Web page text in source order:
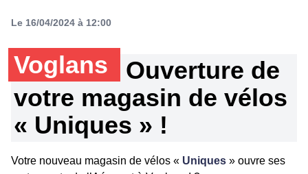
Le 16/04/2024 à 12:00
Voglans
Ouverture de
votre magasin de vélos
« Uniques » !
Votre nouveau magasin de vélos « Uniques » ouvre ses